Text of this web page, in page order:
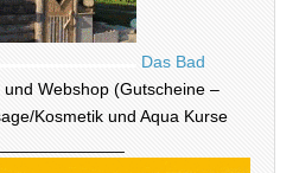
Das Bad
Webshop (Gutscheine –
Kosmetik und Aqua Kurse